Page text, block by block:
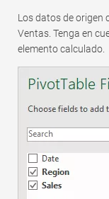
Los datos de origen
Ventas. Tenga en
elemento calculado.